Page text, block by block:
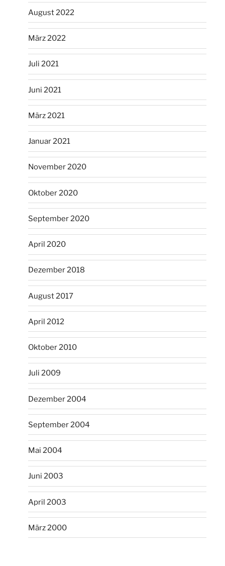
August 2022
März 2022
Juli 2021
Juni 2021
März 2021
Januar 2021
November 2020
Oktober 2020
September 2020
April 2020
Dezember 2018
August 2017
April 2012
Oktober 2010
Juli 2009
Dezember 2004
September 2004
Mai 2004
Juni 2003
April 2003
März 2000